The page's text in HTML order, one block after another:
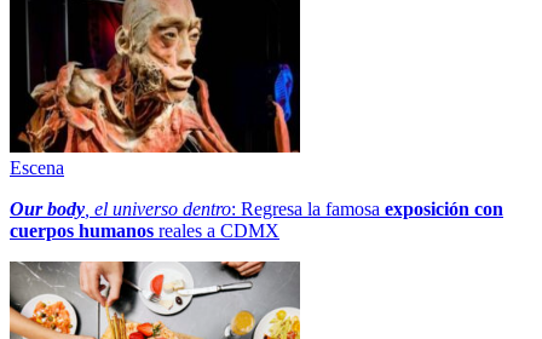
Escena
Our body , el universo dentro: Regresa la famosa exposición con
cuerpos humanos reales a CDMX